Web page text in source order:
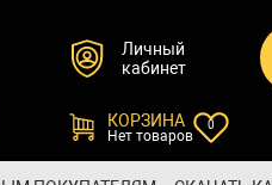
Личный
кабинет
КОРЗИНА
Нет товаров
0